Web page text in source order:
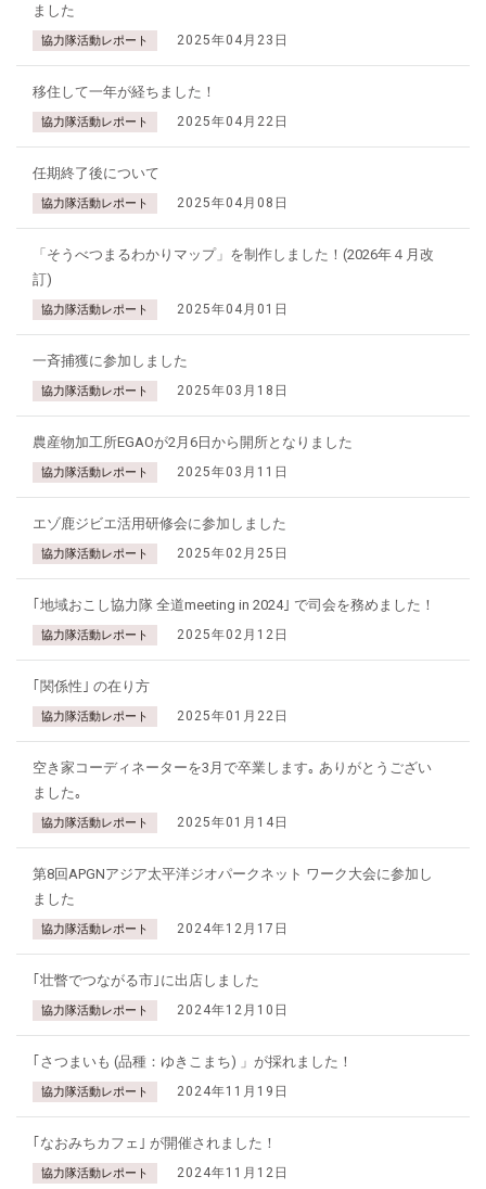
ました
協力隊活動レポート 2025年04月23日
移住して一年が経ちました！
協力隊活動レポート 2025年04月22日
任期終了後について
協力隊活動レポート 2025年04月08日
「そうべつまるわかりマップ」を制作しました！(2026年４月改
訂)
協力隊活動レポート 2025年04月01日
一斉捕獲に参加しました
協力隊活動レポート 2025年03月18日
農産物加工所EGAOが2月6日から開所となりました
協力隊活動レポート 2025年03月11日
エゾ鹿ジビエ活用研修会に参加しました
協力隊活動レポート 2025年02月25日
｢地域おこし協力隊 全道meeting in 2024｣ で司会を務めました！
協力隊活動レポート 2025年02月12日
｢関係性｣ の在り方
協力隊活動レポート 2025年01月22日
空き家コーディネーターを3月で卒業します｡ ありがとうござい
ました｡
協力隊活動レポート 2025年01月14日
第8回APGNアジア太平洋ジオパークネット ワーク大会に参加し
ました
協力隊活動レポート 2024年12月17日
｢壮瞥でつながる市｣に出店しました
協力隊活動レポート 2024年12月10日
｢さつまいも (品種：ゆきこまち) 」が採れました！
協力隊活動レポート 2024年11月19日
｢なおみちカフェ｣ が開催されました！
協力隊活動レポート 2024年11月12日